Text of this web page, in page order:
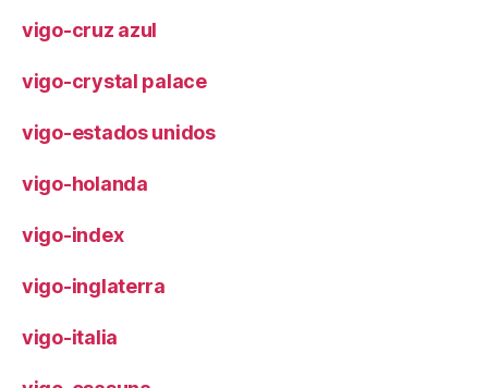
vigo-cruz azul
vigo-crystal palace
vigo-estados unidos
vigo-holanda
vigo-index
vigo-inglaterra
vigo-italia